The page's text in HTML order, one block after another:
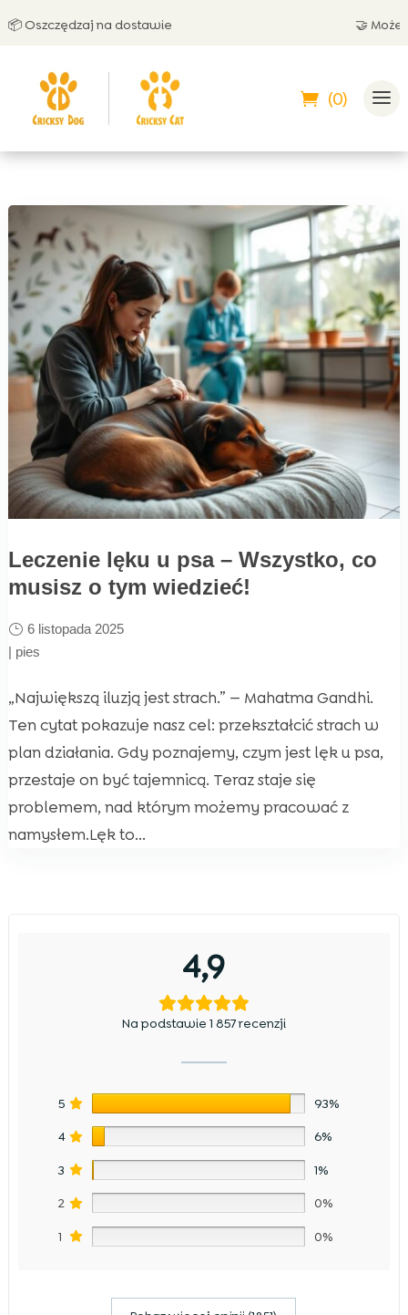
na dostawie 🤝 Możesz
(0)
Leczenie lęku u psa – Wszystko, co
musisz o tym wiedzieć!
6 listopada 2025
| pies
„Największą iluzją jest strach.” — Mahatma Gandhi.
Ten cytat pokazuje nasz cel: przekształcić strach w
plan działania. Gdy poznajemy, czym jest lęk u psa,
przestaje on być tajemnicą. Teraz staje się
problemem, nad którym możemy pracować z
namysłem.Lęk to...
4,9
Na podstawie 1 857 recenzji
5 93%
4 6%
3 1%
2 0%
1 0%